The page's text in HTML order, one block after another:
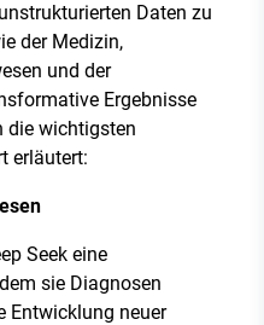
Daten zu
der Medizin,
und der
Ergebnisse
die wichtigsten
erläutert:
Seek eine
sie Diagnosen
Entwicklung neuer